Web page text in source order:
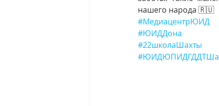
нашего народа 🇷🇺
#МедиацентрЮИД
#ЮИДДона
#22школаШахты